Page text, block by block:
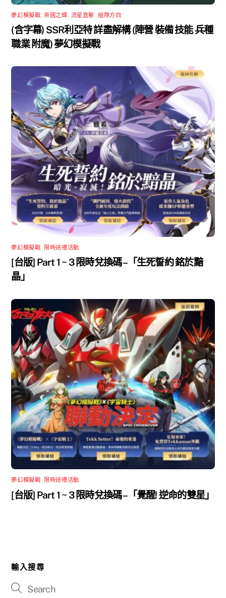
夢幻模擬戰 ,帝國之輝 流星直擊 ,組隊方向
(含字幕) SSR利亞特 詳盡解構 (陣營 裝備 技能 兵種
職業 附魔) 夢幻模擬戰
夢幻模擬戰 限時送禮活動
[台版] Part 1 ~ 3 限時兌換碼 –「生死誓約 銘於黯
晶」
夢幻模擬戰 限時送禮活動
[台版] Part 1 ~ 3 限時兌換碼 –「覺醒! 逆命的雙星」
輸入搜尋